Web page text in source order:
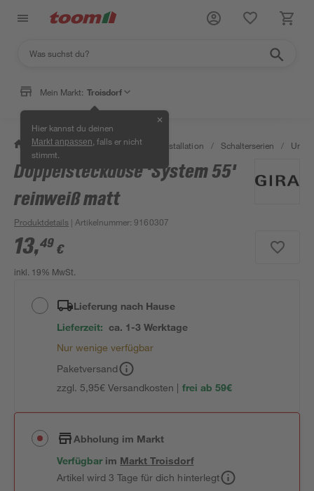
Mein Markt: Troisdorf
Hier kannst du deinen
Markt anpassen , falls er nicht
stimmt.
✕
/ Bauen & Renovieren / Elektroinstallation / Schalterserien /
Doppelsteckdose 'System 55'
reinweiß matt
Produktdetails | Artikelnummer:9160307
13,49 €
inkl. 19% MwSt.
Lieferung nach Hause
Lieferzeit: ca. 1-3 Werktage
Nur wenige verfügbar
Paketversand
zzgl. 5,95€ Versandkosten | frei ab 59€
Abholung im Markt
Verfügbar im MarktTroisdorf
Artikel wird 3 Tage für dich hinterlegt